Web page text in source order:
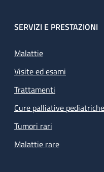
SERVIZI E PRESTAZIONI
Malattie
Visite ed esami
Trattamenti
Cure palliative pediatriche
Tumori rari
Malattie rare